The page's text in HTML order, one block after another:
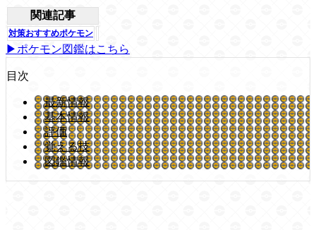
関連記事
対策おすすめポケモン
▶ポケモン図鑑はこちら
目次
最新情報
基本情報
評価
覚える技
図鑑情報